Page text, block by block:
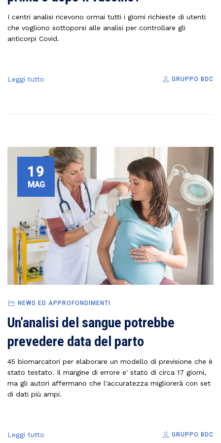
I centri analisi ricevono ormai tutti i giorni richieste di utenti
che vogliono sottoporsi alle analisi per controllare gli
anticorpi Covid.
Leggi tutto GRUPPO BDC
19
MAG
NEWS ED APPROFONDIMENTI
Un’analisi del sangue potrebbe
prevedere data del parto
45 biomarcatori per elaborare un modello di previsione che è
stato testato. Il margine di errore e' stato di circa 17 giorni,
ma gli autori affermano che l'accuratezza migliorerà con set
di dati più ampi.
Leggi tutto GRUPPO BDC